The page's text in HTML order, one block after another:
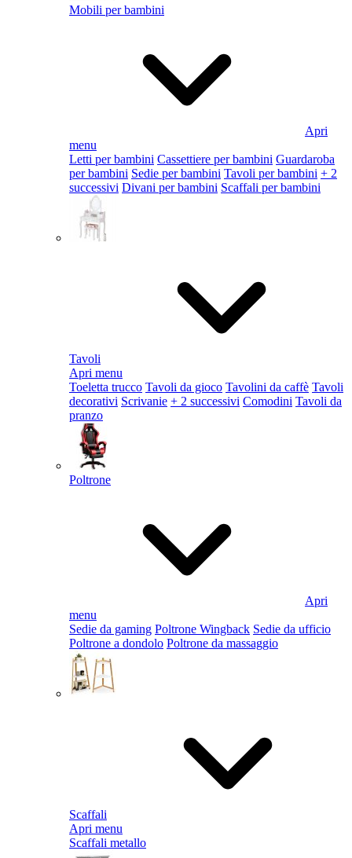
Mobili per bambini
Apri
menu
Letti per bambini Cassettiere per bambini Guardaroba
per bambini Sedie per bambini Tavoli per bambini + 2
successivi Divani per bambini Scaffali per bambini
Tavoli
Apri menu
Toeletta trucco Tavoli da gioco Tavolini da caffè Tavoli
decorativi Scrivanie + 2 successivi Comodini Tavoli da
pranzo
Poltrone
Apri
menu
Sedie da gaming Poltrone Wingback Sedie da ufficio
Poltrone a dondolo Poltrone da massaggio
Scaffali
Apri menu
Scaffali metallo